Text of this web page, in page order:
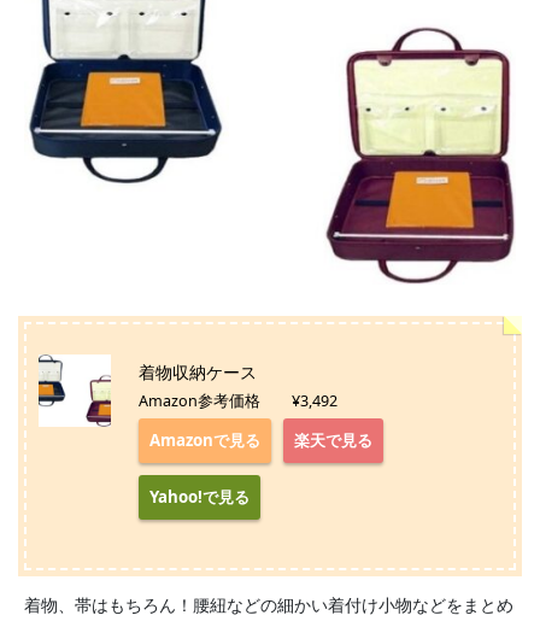
着物収納ケース
Amazon参考価格 ¥3,492
Amazonで見る 楽天で見る
Yahoo!で見る
着物、帯はもちろん！腰紐などの細かい着付け小物などをまとめ